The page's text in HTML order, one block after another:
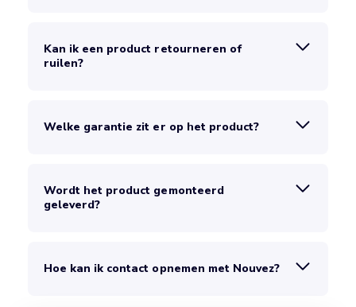
Kan ik een product retourneren of
ruilen?
Welke garantie zit er op het product?
Wordt het product gemonteerd
geleverd?
Hoe kan ik contact opnemen met Nouvez?